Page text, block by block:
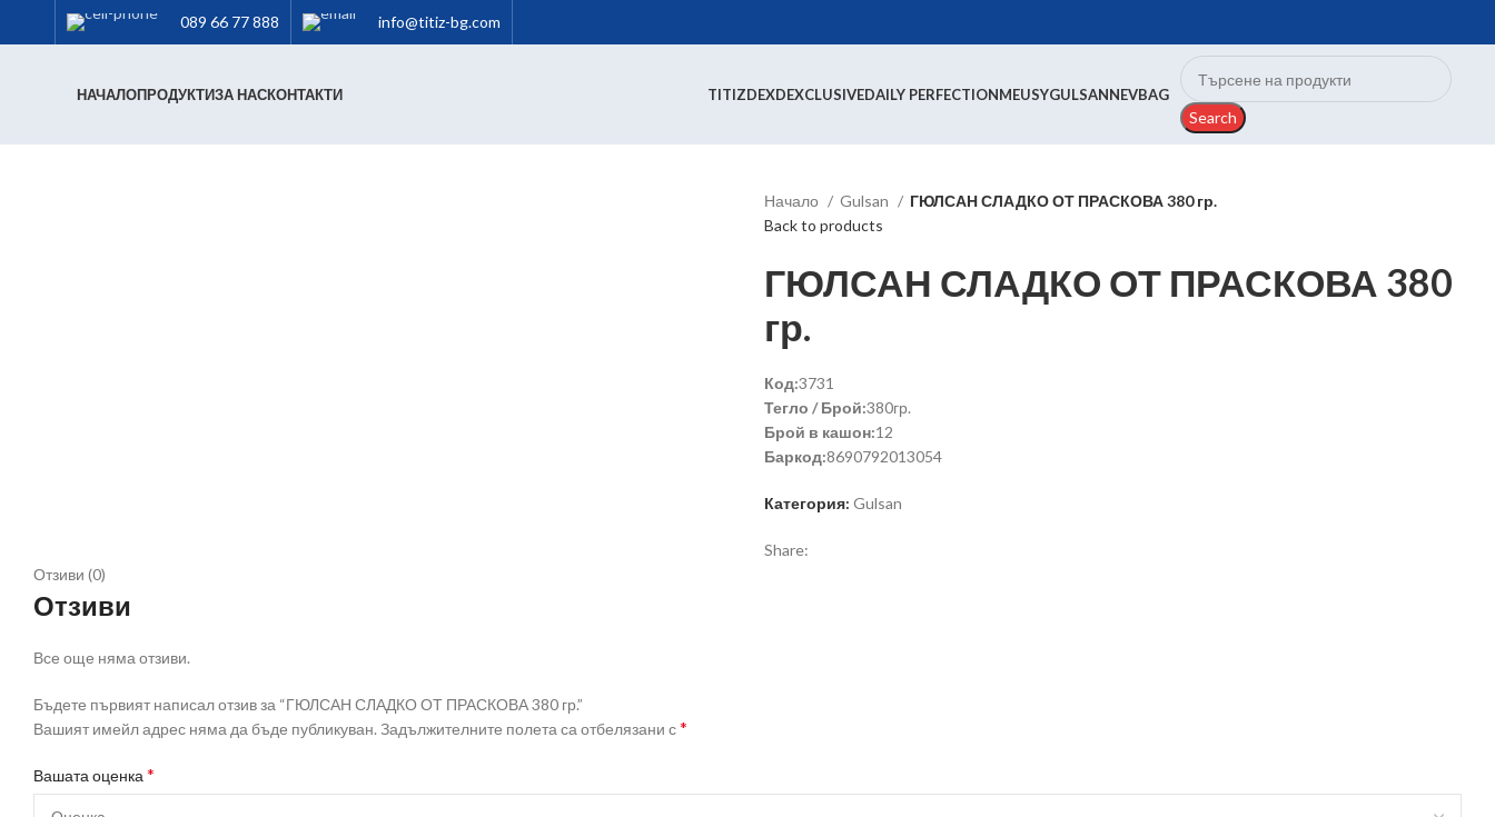
089 66 77 888 info@titiz-bg.com
НАЧАЛОПРОДУКТИЗА НАСКОНТАКТИ TITIZDEXDEXCLUSIVEDAILY PERFECTIONMEUSYGULSANNEVBAG
Search
Начало Gulsan
ГЮЛСАН СЛАДКО ОТ ПРАСКОВА 380 гр.
Back to products
ГЮЛСАН СЛАДКО ОТ ПРАСКОВА 380
гр.
Код:3731
Тегло / Брой:380гр.
Брой в кашон:12
Баркод:8690792013054
Категория: Gulsan
Share:
Отзиви (0)
Отзиви
Все още няма отзиви.
Бъдете първият написал отзив за “ГЮЛСАН СЛАДКО ОТ ПРАСКОВА 380 гр.”
Вашият имейл адрес няма да бъде публикуван. Задължителните полета са отбелязани с*
Вашата оценка *